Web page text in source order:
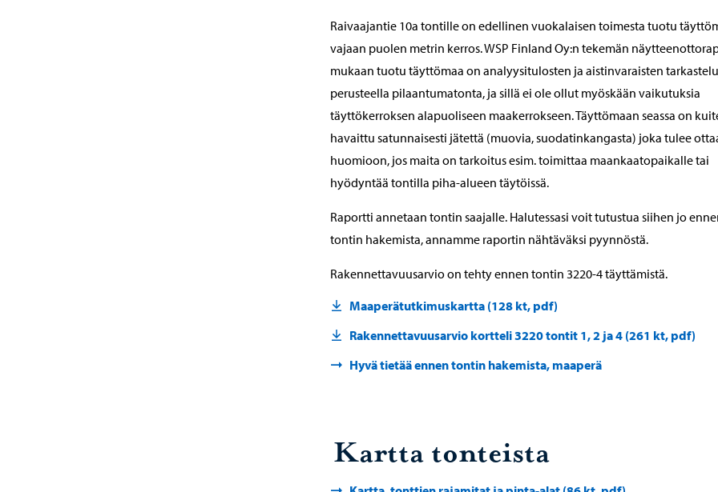
Raivaajantie 10a tontille on edellinen vuokalaisen toimesta tuotu
vajaan puolen metrin kerros. WSP Finland Oy:n tekemän
mukaan tuotu täyttömaa on analyysitulosten ja aistinvaraisten
perusteella pilaantumatonta, ja sillä ei ole ollut myöskään vaikutuksia
täyttökerroksen alapuoliseen maakerrokseen. Täyttömaan seassa on
havaittu satunnaisesti jätettä (muovia, suodatinkangasta) joka tulee
huomioon, jos maita on tarkoitus esim. toimittaa maankaatopaikalle tai
hyödyntää tontilla piha-alueen täytöissä.
Raportti annetaan tontin saajalle. Halutessasi voit tutustua siihen jo
tontin hakemista, annamme raportin nähtäväksi pyynnöstä.
Rakennettavuusarvio on tehty ennen tontin 3220-4 täyttämistä.
Maaperätutkimuskartta (128 kt, pdf)
Rakennettavuusarvio kortteli 3220 tontit 1, 2 ja 4 (261 kt, pdf)
Hyvä tietää ennen tontin hakemista, maaperä
Kartta tonteista